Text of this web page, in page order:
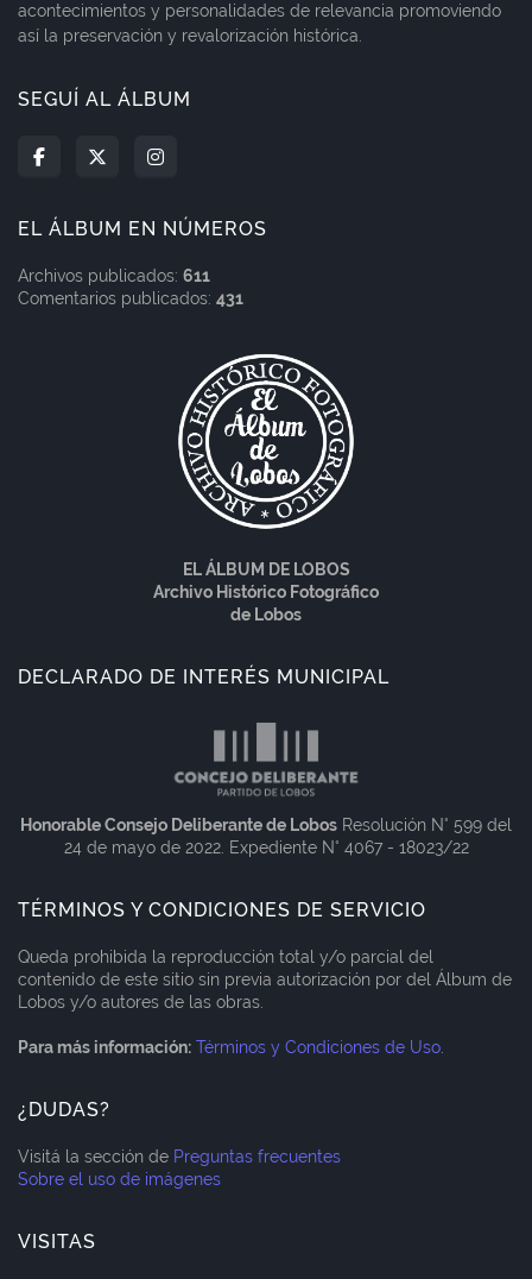
acontecimientos y personalidades de relevancia promoviendo
así la preservación y revalorización histórica.
SEGUÍ AL ÁLBUM
EL ÁLBUM EN NÚMEROS
Archivos publicados: 611
Comentarios publicados: 431
EL ÁLBUM DE LOBOS
Archivo Histórico Fotográfico
de Lobos
DECLARADO DE INTERÉS MUNICIPAL
Honorable Consejo Deliberante de Lobos Resolución N° 599 del
24 de mayo de 2022. Expediente N° 4067 - 18023/22
TÉRMINOS Y CONDICIONES DE SERVICIO
Queda prohibida la reproducción total y/o parcial del
contenido de este sitio sin previa autorización por del Álbum de
Lobos y/o autores de las obras.
Para más información: Términos y Condiciones de Uso.
¿DUDAS?
Visitá la sección de Preguntas frecuentes
Sobre el uso de imágenes
VISITAS